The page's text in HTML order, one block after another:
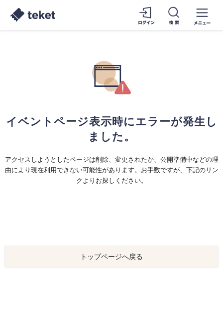
イベントページ表示時にエラーが発生し
ました。
アクセスしようとしたページは削除、変更されたか、公開準備中などの理
由により現在利用できない可能性があります。お手数ですが、下記のリン
クよりお探しください。
トップページへ戻る